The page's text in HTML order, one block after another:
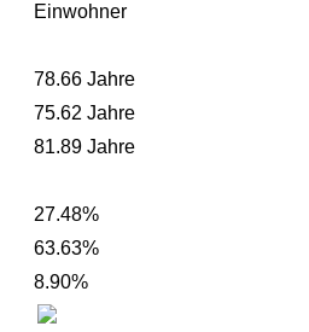
Einwohner
78.66 Jahre
75.62 Jahre
81.89 Jahre
27.48%
63.63%
8.90%